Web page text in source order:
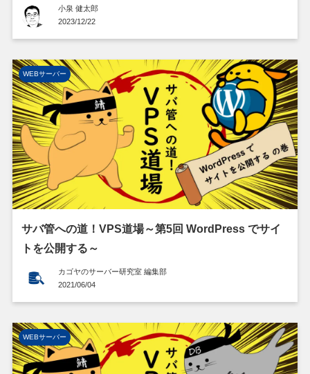
小泉 健太郎
2023/12/22
WEBサーバー
サバ管への道！VPS道場～第5回 WordPress でサイ
トを公開する～
カゴヤのサーバー研究室 編集部
2021/06/04
WEBサーバー